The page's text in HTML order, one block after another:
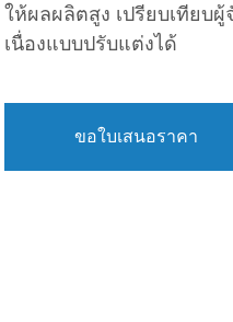
ให้ผลผลิตสูง เปรียบเทียบ
เนื่องแบบปรับแต่งได้
ขอใบเสนอราคา